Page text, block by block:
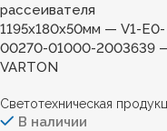
рассеивателя
1195х180х50мм — V1-E0-
00270-01000-2003639
VARTON
Светотехническая
В наличии